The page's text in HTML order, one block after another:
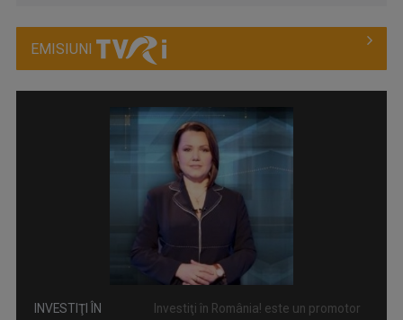
EMISIUNI
TERASA URBANĂ